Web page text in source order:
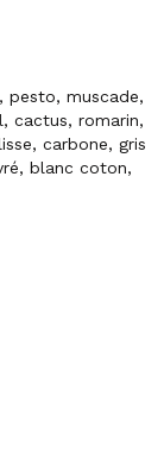
pesto, muscade,
cactus, romarin,
carbone, gris
blanc coton,